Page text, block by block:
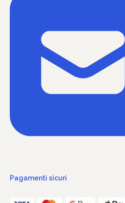
Pagamenti sicuri